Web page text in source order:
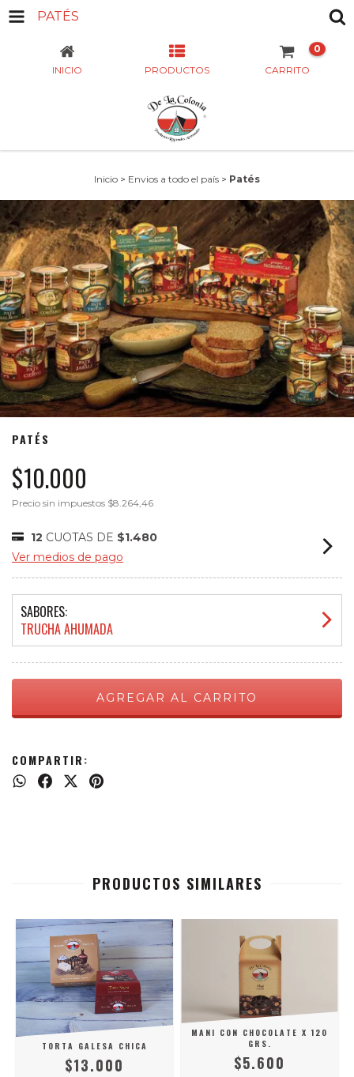
PATÉS
INICIO PRODUCTOS CARRITO
0
Inicio > Envios a todo el país > Patés
PATÉS
$10.000
Precio sin impuestos $8.264,46
12 CUOTAS DE $1.480
Ver medios de pago
SABORES:
TRUCHA AHUMADA
COMPARTIR:
PRODUCTOS SIMILARES
TORTA GALESA CHICA
$13.000
MANI CON CHOCOLATE X 120
GRS.
$5.600